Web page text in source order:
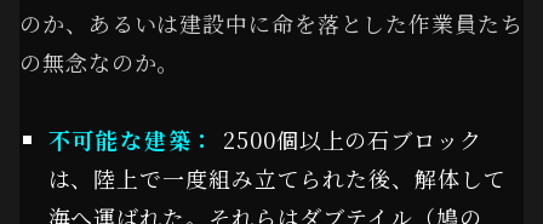
のか、あるいは建設中に命を落とした作業員たち
の無念なのか。
不可能な建築：
2500個以上の石ブロック
は、陸上で一度組み立てられた後、解体して
海へ運ばれた。それらはダブテイル（鳩の